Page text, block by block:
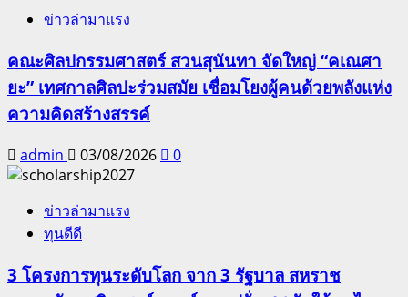
ข่าวล่ามาแรง
คณะศิลปกรรมศาสตร์ สวนสุนันทา จัดใหญ่ “คเณศา
ยะ” เทศกาลศิลปะร่วมสมัย เชื่อมโยงผู้คนด้วยพลังแห่ง
ความคิดสร้างสรรค์
admin 03/08/2026 0
ข่าวล่ามาแรง
ทุนดีดี
3 โครงการทุนระดับโลก จาก 3 รัฐบาล สหราช